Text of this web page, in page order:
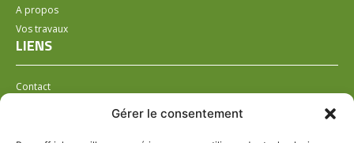
Gérer le consentement
A propos
Vos travaux
LIENS
Contact